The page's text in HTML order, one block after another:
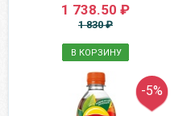
1 738.50 ₽
1 830 ₽
В КОРЗИНУ
-5%